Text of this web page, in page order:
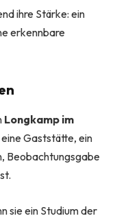
ihre Stärke: ein
erkennbare
Longkamp im
Gaststätte, ein
Beobachtungsgabe
sie ein Studium der